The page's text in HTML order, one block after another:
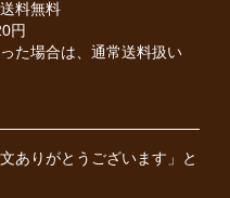
料無料
円
た場合は、通常送料扱い
ありがとうございます」と